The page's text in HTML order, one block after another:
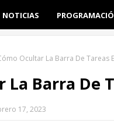
NOTICIAS
Ocultar La Barra De Tareas
La Barra De
17, 2023